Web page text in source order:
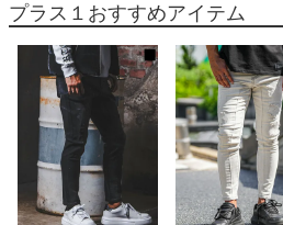
プラス１おすすめアイテム